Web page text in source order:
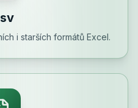
i starších formátů Excel.